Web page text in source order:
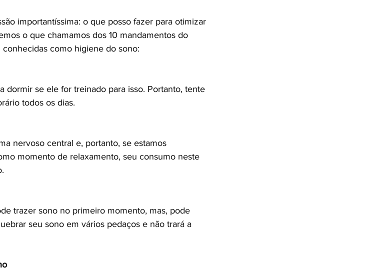
importantíssima: o que posso fazer para otimizar
o que chamamos dos 10 mandamentos do
como higiene do sono:
dormir se ele for treinado para isso. Portanto, tente
todos os dias.
nervoso central e, portanto, se estamos
momento de relaxamento, seu consumo neste
trazer sono no primeiro momento, mas, pode
seu sono em vários pedaços e não trará a